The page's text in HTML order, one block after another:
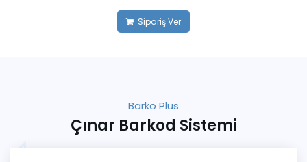
Sipariş Ver
Barko Plus
Çınar Barkod Sistemi